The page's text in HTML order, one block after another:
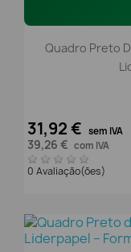
Quadro Preto
31,92 € sem IVA
39,26 € com IVA
0 Avaliação(ões)